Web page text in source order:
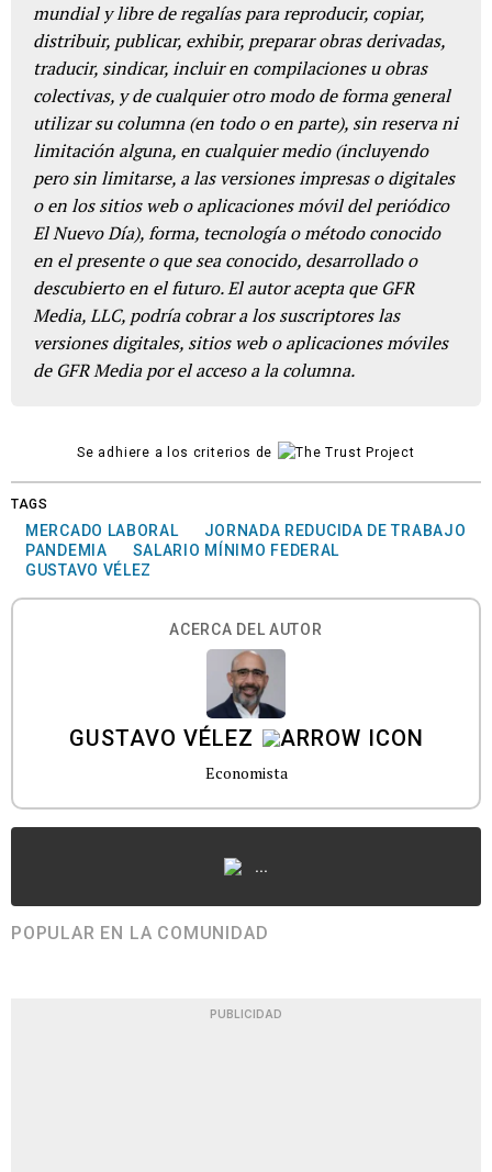
mundial y libre de regalías para reproducir, copiar,
distribuir, publicar, exhibir, preparar obras derivadas,
traducir, sindicar, incluir en compilaciones u obras
colectivas, y de cualquier otro modo de forma general
utilizar su columna (en todo o en parte), sin reserva ni
limitación alguna, en cualquier medio (incluyendo
pero sin limitarse, a las versiones impresas o digitales
o en los sitios web o aplicaciones móvil del periódico
El Nuevo Día), forma, tecnología o método conocido
en el presente o que sea conocido, desarrollado o
descubierto en el futuro. El autor acepta que GFR
Media, LLC, podría cobrar a los suscriptores las
versiones digitales, sitios web o aplicaciones móviles
de GFR Media por el acceso a la columna.
Se adhiere a los criterios de
TAGS
MERCADO LABORAL
JORNADA REDUCIDA DE TRABAJO
PANDEMIA
SALARIO MÍNIMO FEDERAL
GUSTAVO VÉLEZ
ACERCA DEL AUTOR
GUSTAVO VÉLEZ
Economista
...
POPULAR EN LA COMUNIDAD
PUBLICIDAD